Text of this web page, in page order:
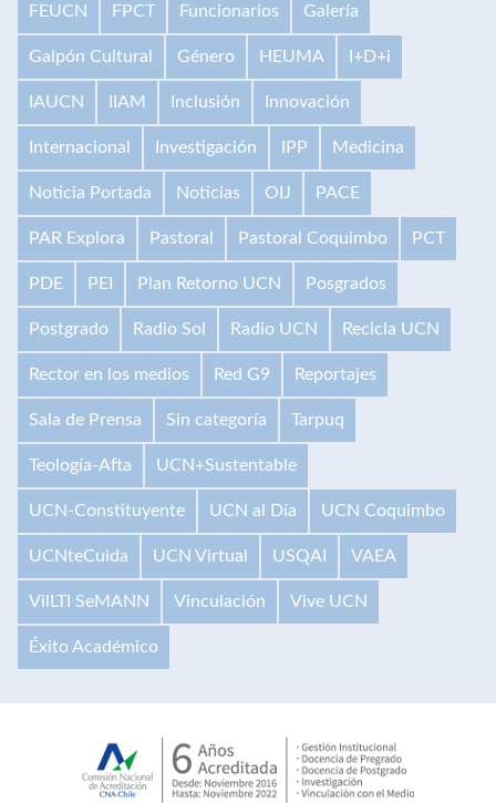
FEUCN FPCT Funcionarios Galería
Galpón Cultural Género HEUMA I+D+i
IAUCN IIAM Inclusión Innovación
Internacional Investigación IPP Medicina
Noticia Portada Noticias OIJ PACE
PAR Explora Pastoral Pastoral Coquimbo PCT
PDE PEI Plan Retorno UCN Posgrados
Postgrado Radio Sol Radio UCN Recicla UCN
Rector en los medios Red G9 Reportajes
Sala de Prensa Sin categoría Tarpuq
Teología-Afta UCN+Sustentable
UCN-Constituyente UCN al Día UCN Coquimbo
UCNteCuida UCN Virtual USQAI VAEA
VilLTI SeMANN Vinculación Vive UCN
Éxito Académico